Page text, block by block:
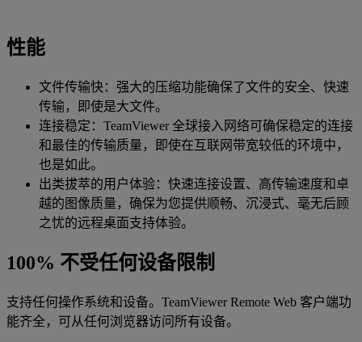
性能
文件传输快：强大的压缩功能确保了文件的安全、快速
传输，即使是大文件。
连接稳定：TeamViewer 全球接入网络可确保稳定的连接
和最佳的传输质量，即使在互联网带宽较低的环境中，
也是如此。
出类拔萃的用户体验：快速连接设置、高传输速度和卓
越的图像质量，确保为您提供顺畅、沉浸式、毫无后顾
之忧的远程桌面支持体验。
100% 不受任何设备限制
支持任何操作系统和设备。TeamViewer Remote Web 客户端功
能齐全，可从任何浏览器访问所有设备。